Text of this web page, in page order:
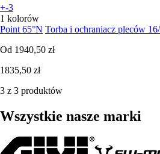
+-3
1 kolorów
Point 65°N Torba i ochraniacz pleców
Od 1940,50 zł
1835,50 zł
3 z 3 produktów
Wszystkie nasze marki